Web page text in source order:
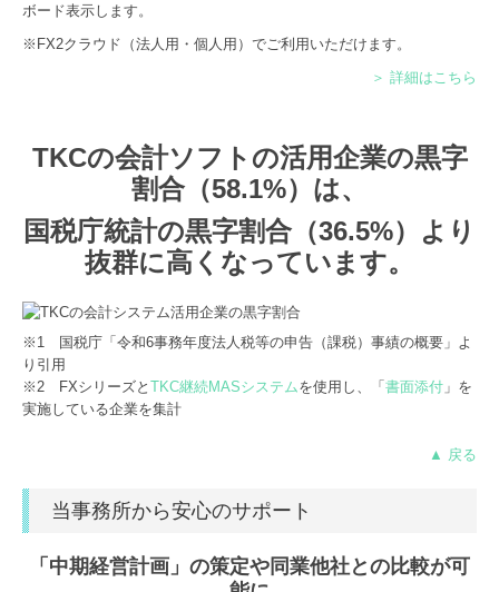
ボード表示します。
※FX2クラウド（法人用・個人用）でご利用いただけます。
＞ 詳細はこちら
TKCの会計ソフトの活用企業の黒字
割合（58.1%）は、
国税庁統計の黒字割合（36.5%）より
抜群に高くなっています。
※1 国税庁「令和6事務年度法人税等の申告（課税）事績の概要」よ
り引用
※2 FXシリーズと TKC継続MASシステムを使用し、「 書面添付 」を
実施している企業を集計
▲ 戻る
当事務所から安心のサポート
「中期経営計画」の策定や同業他社との比較が可